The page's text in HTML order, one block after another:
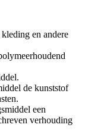
en andere
de kunststof
een
verhouding